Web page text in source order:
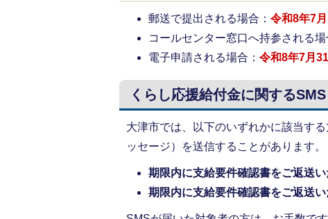
郵送で提出される場合： 令和8年7
コールセンター窓口へ持参される場
電子申請される場合： 令和8年7月
くらし応援給付金に関する
大津市では、以下のいずれかに該当す
ッセージ）を送信することがあります。
期限内に支給要件確認書をご返送
期限内に支給要件確認書をご返送